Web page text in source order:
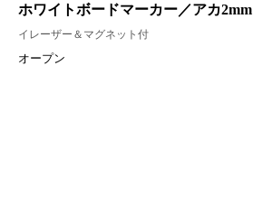
ホワイトボードマーカー／アカ2mm
イレーザー＆マグネット付
オープン